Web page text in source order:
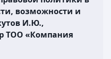
возможности и
И.Ю.,
ТОО «Компания